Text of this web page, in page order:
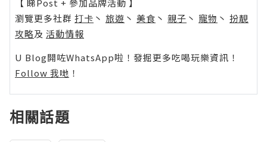
【 睇Post + 參加品牌活動 】
瀏覽更多社群 打卡 丶 旅遊 丶 美食 丶 親子 丶 寵物 丶 扮靚
攻略及 活動情報
U Blog開咗WhatsApp啦！發掘更多吃喝玩樂資訊！
Follow 我哋 ！
相關話題